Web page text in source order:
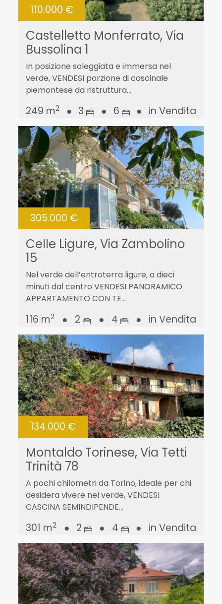
110.000 €
Castelletto Monferrato, Via
Bussolina 1
In posizione soleggiata e immersa nel
verde, VENDESI porzione di cascinale
piemontese da ristruttura...
249 m2 ● 3 ● 6 ● in Vendita
305.000 €
Celle Ligure, Via Zambolino
15
Nel verde dell’entroterra ligure, a dieci
minuti dal centro VENDESI PANORAMICO
APPARTAMENTO CON TE...
116 m2 ● 2 ● 4 ● in Vendita
134.000 €
Montaldo Torinese, Via Tetti
Trinità 78
A pochi chilometri da Torino, ideale per chi
desidera vivere nel verde, VENDESI
CASCINA SEMINDIPENDE...
301 m2 ● 2 ● 4 ● in Vendita